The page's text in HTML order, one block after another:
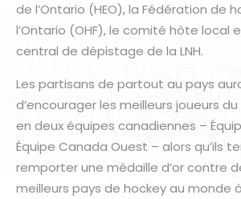
de l’Ontario (HEO), la Fédération de
l’Ontario (OHF), le comité hôte local
central de dépistage de la LNH.
Les partisans de partout au pays
d’encourager les meilleurs joueurs
en deux équipes canadiennes –
Équipe Canada Ouest – alors qu’ils
remporter une médaille d’or contre
meilleurs pays de hockey au monde